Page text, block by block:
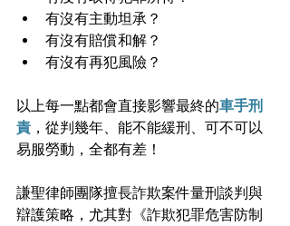
有沒有主動坦承？
有沒有賠償和解？
有沒有再犯風險？
以上每一點都會直接影響最終的車手刑
責 ，從判幾年、能不能緩刑、可不可以
易服勞動，全都有差！
謙聖律師團隊擅長詐欺案件量刑談判與
辯護策略，尤其對《詐欺犯罪危害防制